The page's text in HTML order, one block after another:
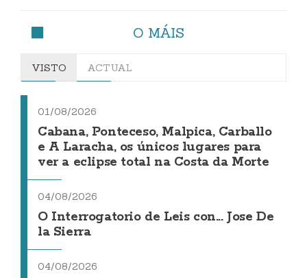
O MÁIS
VISTO ACTUAL
01/08/2026
Cabana, Ponteceso, Malpica, Carballo
e A Laracha, os únicos lugares para
ver a eclipse total na Costa da Morte
04/08/2026
O Interrogatorio de Leis con... Jose De
la Sierra
04/08/2026